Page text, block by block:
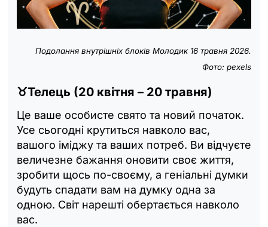
Подолання внутрішніх блоків Молодик 16 травня 2026.
Фото: pexels
♉Телець (20 квітня – 20 травня)
Це ваше особисте свято та новий початок.
Усе сьогодні крутиться навколо вас,
вашого іміджу та ваших потреб. Ви відчуєте
величезне бажання оновити своє життя,
зробити щось по-своєму, а геніальні думки
будуть спадати вам на думку одна за
одною. Світ нарешті обертається навколо
вас.